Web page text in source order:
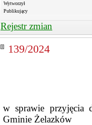
Wytworzył
Publikujący
Rejestr zmian
139/2024
w sprawie przyjęcia
Gminie Żelazków